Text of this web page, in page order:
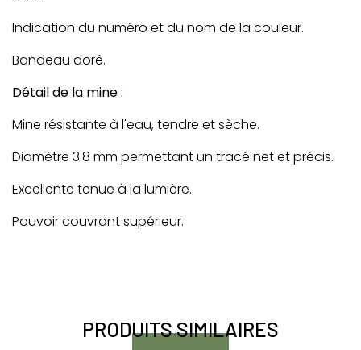
Indication du numéro et du nom de la couleur.
Bandeau doré.
Détail de la mine :
Mine résistante à l'eau, tendre et sèche.
Diamètre 3.8 mm permettant un tracé net et précis.
Excellente tenue à la lumière.
Pouvoir couvrant supérieur.
PRODUITS SIMILAIRES